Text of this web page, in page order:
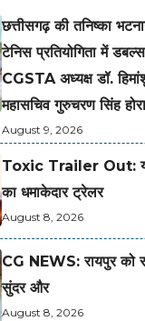
छत्तीसगढ़ की तनिष्का
टेनिस प्रतियोगिता में
CGSTA अध्यक्ष डॉ.
महासचिव गुरुचरण सिंह
August 9, 2026
Toxic Trailer Out: यश
का धमाकेदार ट्रेलर
August 8, 2026
CG NEWS: रायपुर को
सुंदर और
August 8, 2026